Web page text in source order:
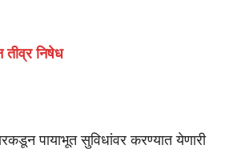
तीव्र निषेध
पायाभूत सुविधांवर करण्यात येणारी